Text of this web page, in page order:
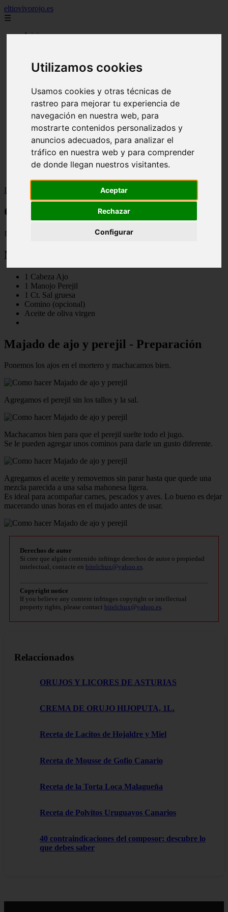
Utilizamos cookies
Usamos cookies y otras técnicas de
rastreo para mejorar tu experiencia de
navegación en nuestra web, para
mostrarte contenidos personalizados y
anuncios adecuados, para analizar el
tráfico en nuestra web y para comprender
de donde llegan nuestros visitantes.
Aceptar
Rechazar
Configurar
eltiovivorojo.es
☰
Inicio
2016
argentina
comidas
espana
huevos
mariscos
otros
producto
reposteria
venezuela
Inicio
Como hacer Majado de ajo y perejil
Como hacer Majado de ajo y perejil
📅 15/05/2025
Majado de ajo y perejil - ingredientes
1 Cabeza Ajo
1 Manojo Perejil
1 Ct. Sal gruesa
Comino (opcional)
Aceite de oliva virgen
Majado de ajo y perejil - Preparación
Ponemos los ajos en el mortero y machacamos bien.
Agregamos el perejil sin los tallos y la sal.
Machacamos bien para que el perejil suelte todo el jugo.
Se le pueden agregar unos cominos para darle un gusto diferente.
Agregamos el aceite y removemos sin parar hasta que quede una
mezcla parecida a una salsa mahonesa ligera.
Es ideal para acompañar carnes, pescados y aves. Lo bueno es dejar
macerando unas horas en el majado antes de usar.
Derechos de autor
Si cree que algún contenido infringe derechos de autor o propiedad
intelectual, contacte en bitelchux@yahoo.es.
Copyright notice
If you believe any content infringes copyright or intellectual
property rights, please contact bitelchux@yahoo.es.
Relaccionados
ORUJOS Y LICORES DE ASTURIAS
CREMA DE ORUJO HIJOPUTA, 1L.
Receta de Lacitos de Hojaldre y Miel
Receta de Mousse de Gofio Canario
Receta de la Torta Loca Malagueña
Receta de Polvitos Uruguayos Canarios
40 contraindicaciones del composor: descubre lo
que debes saber